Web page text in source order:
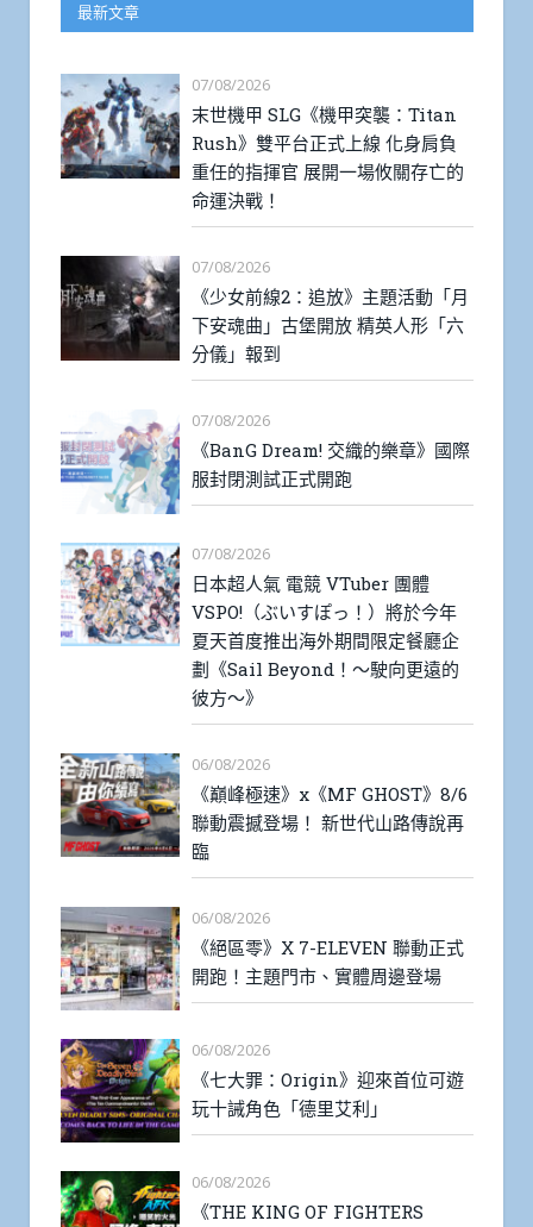
最新文章
07/08/2026
末世機甲 SLG《機甲突襲：Titan
Rush》雙平台正式上線 化身肩負
重任的指揮官 展開一場攸關存亡的
命運決戰！
07/08/2026
《少女前線2：追放》主題活動「月
下安魂曲」古堡開放 精英人形「六
分儀」報到
07/08/2026
《BanG Dream! 交織的樂章》國際
服封閉測試正式開跑
07/08/2026
日本超人氣 電競 VTuber 團體
VSPO!（ぶいすぽっ！）將於今年
夏天首度推出海外期間限定餐廳企
劃《Sail Beyond！～駛向更遠的
彼方～》
06/08/2026
《巔峰極速》x《MF GHOST》8/6
聯動震撼登場！ 新世代山路傳說再
臨
06/08/2026
《絕區零》X 7-ELEVEN 聯動正式
開跑！主題門市、實體周邊登場
06/08/2026
《七大罪：Origin》迎來首位可遊
玩十誡角色「德里艾利」
06/08/2026
《THE KING OF FIGHTERS